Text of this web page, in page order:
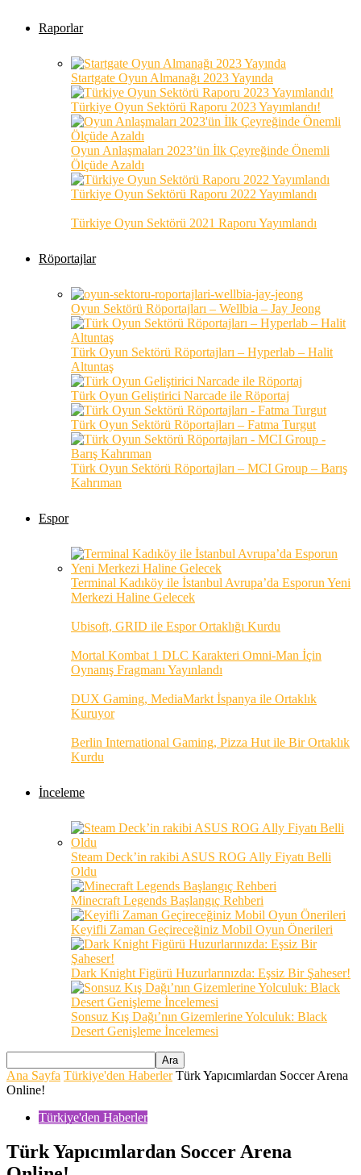
Raporlar
Startgate Oyun Almanağı 2023 Yayında
Türkiye Oyun Sektörü Raporu 2023 Yayımlandı!
Oyun Anlaşmaları 2023’ün İlk Çeyreğinde Önemli
Ölçüde Azaldı
Türkiye Oyun Sektörü Raporu 2022 Yayımlandı
Türkiye Oyun Sektörü 2021 Raporu Yayımlandı
Röportajlar
Oyun Sektörü Röportajları – Wellbia – Jay Jeong
Türk Oyun Sektörü Röportajları – Hyperlab – Halit
Altuntaş
Türk Oyun Geliştirici Narcade ile Röportaj
Türk Oyun Sektörü Röportajları – Fatma Turgut
Türk Oyun Sektörü Röportajları – MCI Group – Barış
Kahrıman
Espor
Terminal Kadıköy ile İstanbul Avrupa’da Esporun Yeni
Merkezi Haline Gelecek
Ubisoft, GRID ile Espor Ortaklığı Kurdu
Mortal Kombat 1 DLC Karakteri Omni-Man İçin
Oynanış Fragmanı Yayınlandı
DUX Gaming, MediaMarkt İspanya ile Ortaklık
Kuruyor
Berlin International Gaming, Pizza Hut ile Bir Ortaklık
Kurdu
İnceleme
Steam Deck’in rakibi ASUS ROG Ally Fiyatı Belli
Oldu
Minecraft Legends Başlangıç Rehberi
Keyifli Zaman Geçireceğiniz Mobil Oyun Önerileri
Dark Knight Figürü Huzurlarınızda: Eşsiz Bir Şaheser!
Sonsuz Kış Dağı’nın Gizemlerine Yolculuk: Black
Desert Genişleme İncelemesi
Ana Sayfa Türkiye'den Haberler Türk Yapıcımlardan Soccer Arena
Online!
Türkiye'den Haberler
Türk Yapıcımlardan Soccer Arena